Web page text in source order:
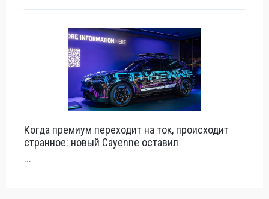
Когда премиум переходит на ток, происходит
странное: новый Cayenne оставил